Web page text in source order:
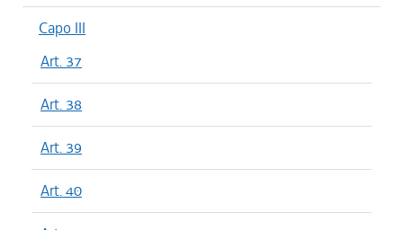
Capo III
Art. 37
Art. 38
Art. 39
Art. 40